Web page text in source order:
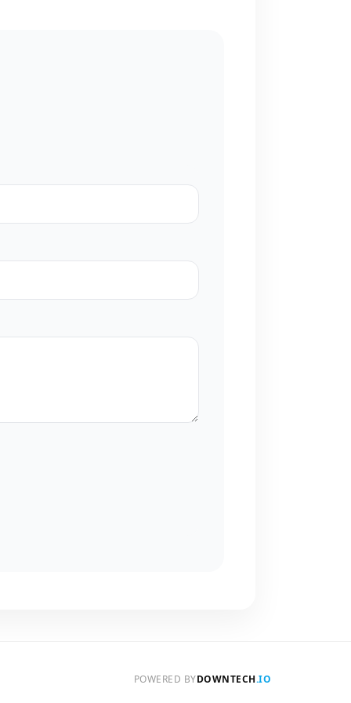
POWERED BYDOWNTECH.IO